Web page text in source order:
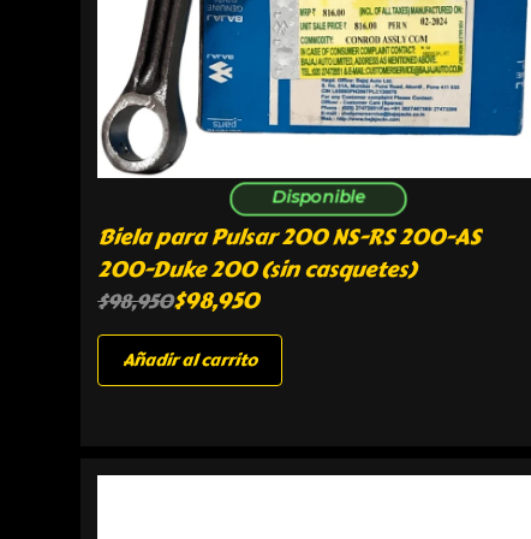
Disponible
Biela para Pulsar 200 NS-RS 200-AS
200-Duke 200 (sin casquetes)
$98,950$98,950
Añadir al carrito